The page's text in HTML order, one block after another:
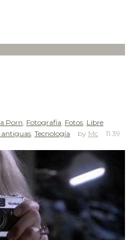
Porn, Fotografia, Fotos, Libre
antiguas, Tecnología Mc
11.39